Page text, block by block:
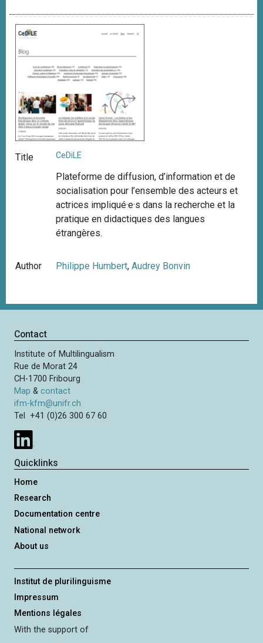
Title CeDiLE
Plateforme de diffusion, d’information et de
socialisation pour l’ensemble des acteurs et
actrices impliqué·e·s dans la recherche et la
pratique en didactiques des langues
étrangères.
Author Philippe Humbert,Audrey Bonvin
Contact
Institute of Multilingualism
Rue de Morat 24
CH-1700 Fribourg
Map & contact
ifm-kfm@unifr.ch
Tel +41 (0)26 300 67 60
Quicklinks
Home
Research
Documentation centre
National network
About us
Institut de plurilinguisme
Impressum
Mentions légales
With the support of